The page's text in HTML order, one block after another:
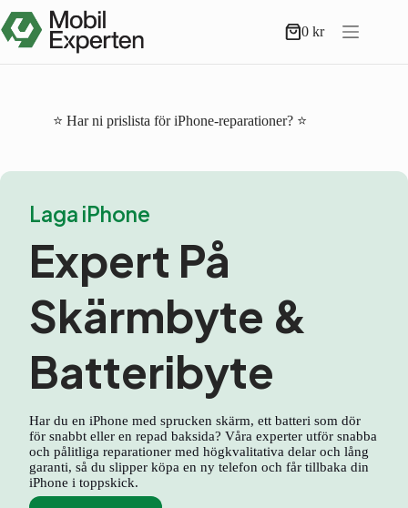
till
innehåll
Varukorg
0kr
⭐ Har ni prislista för iPhone-reparationer? ⭐
Laga iPhone
Expert På
Skärmbyte &
Batteribyte
Har du en iPhone med sprucken skärm, ett batteri som dör
för snabbt eller en repad baksida? Våra experter utför snabba
och pålitliga reparationer med högkvalitativa delar och lång
garanti, så du slipper köpa en ny telefon och får tillbaka din
iPhone i toppskick.